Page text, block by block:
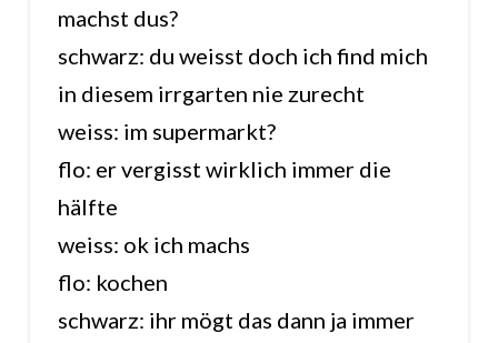
machst dus?
schwarz: du weisst doch ich find mich
in diesem irrgarten nie zurecht
weiss: im supermarkt?
flo: er vergisst wirklich immer die
hälfte
weiss: ok ich machs
flo: kochen
schwarz: ihr mögt das dann ja immer